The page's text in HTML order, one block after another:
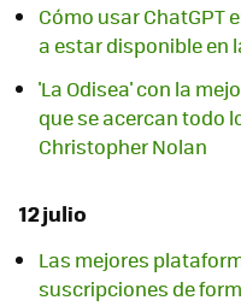
Cómo usar ChatGPT
a estar disponible en
'La Odisea' con la
que se acercan todo
Christopher Nolan
12 julio
Las mejores
suscripciones de